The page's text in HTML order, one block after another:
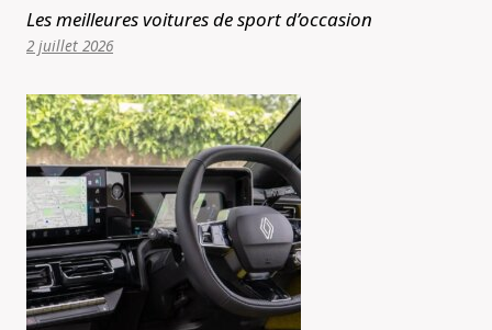
Les meilleures voitures de sport d’occasion
2 juillet 2026